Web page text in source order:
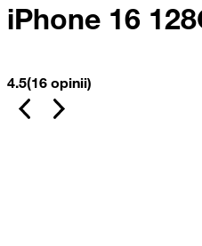
iPhone 16
4.5(16 opinii)